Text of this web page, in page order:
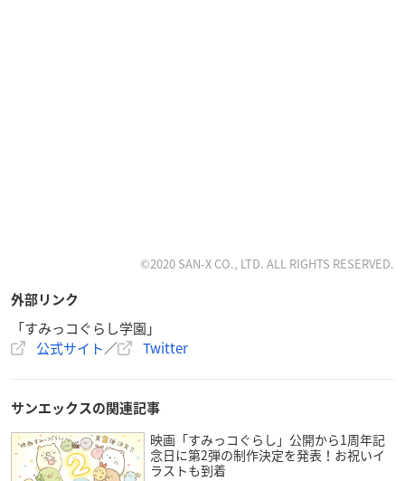
©2020 SAN-X CO., LTD. ALL RIGHTS RESERVED.
外部リンク
「すみっコぐらし学園」
公式サイト／ Twitter
サンエックスの関連記事
映画「すみっコぐらし」公開から1周年記
念日に第2弾の制作決定を発表！お祝いイ
ラストも到着